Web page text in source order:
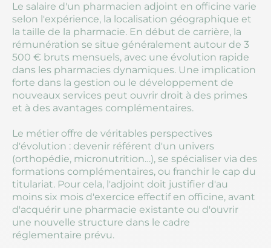
Le salaire d'un pharmacien adjoint en officine varie
selon l'expérience, la localisation géographique et
la taille de la pharmacie. En début de carrière, la
rémunération se situe généralement autour de 3
500 € bruts mensuels, avec une évolution rapide
dans les pharmacies dynamiques. Une implication
forte dans la gestion ou le développement de
nouveaux services peut ouvrir droit à des primes
et à des avantages complémentaires.
Le métier offre de véritables perspectives
d'évolution : devenir référent d'un univers
(orthopédie, micronutrition…), se spécialiser via des
formations complémentaires, ou franchir le cap du
titulariat. Pour cela, l'adjoint doit justifier d'au
moins six mois d'exercice effectif en officine, avant
d'acquérir une pharmacie existante ou d'ouvrir
une nouvelle structure dans le cadre
réglementaire prévu.